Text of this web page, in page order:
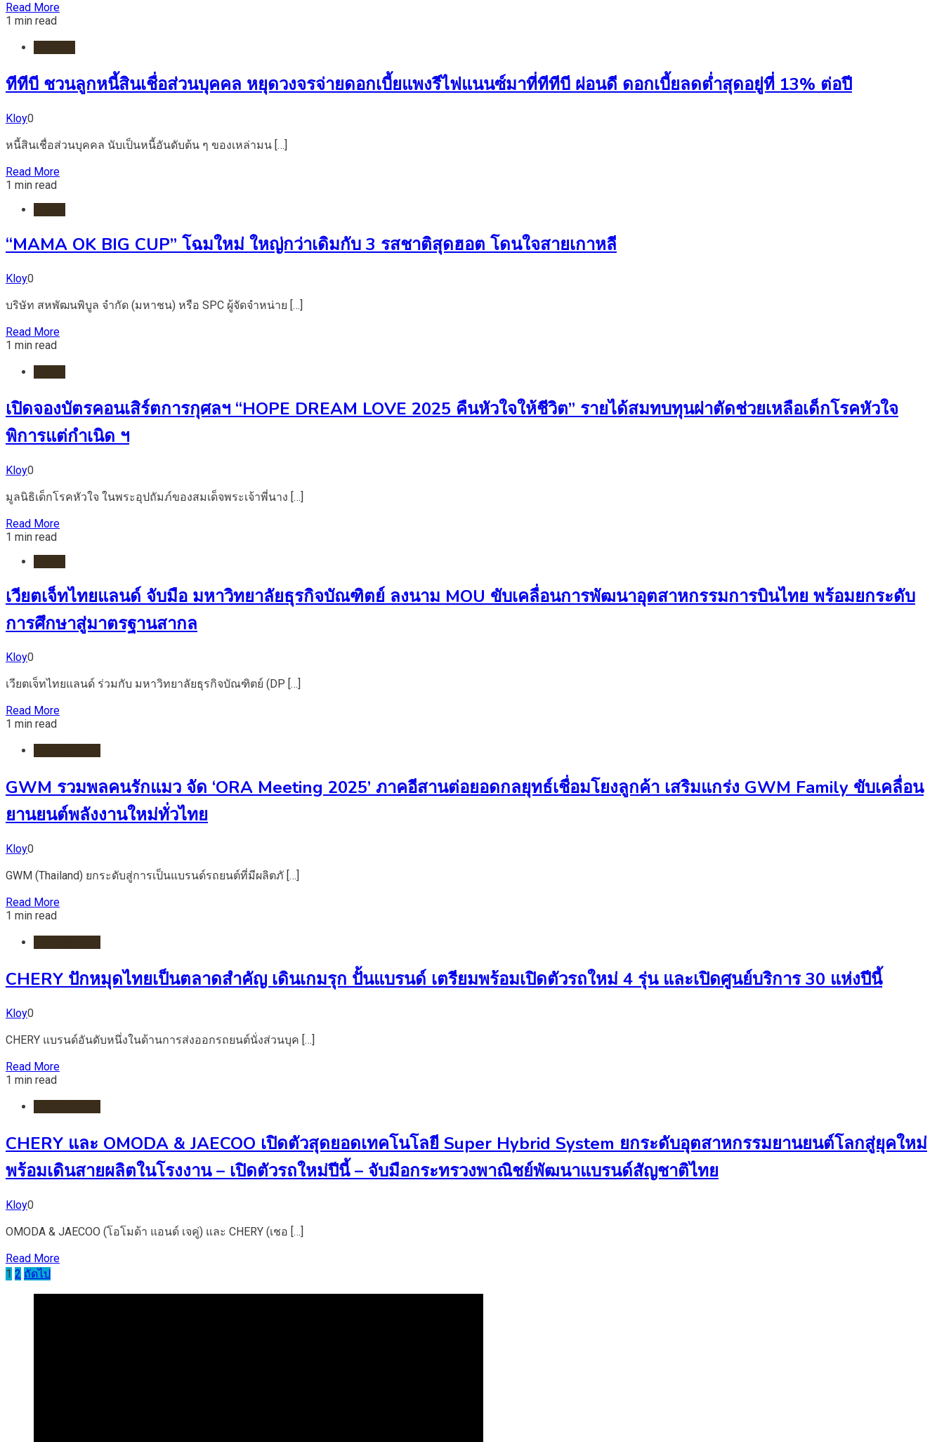
Read More
1 min read
ทีทีบี ชวนลูกหนี้สินเชื่อส่วนบุคคล หยุดวงจรจ่ายดอกเบี้ยแพงรีไฟแนนซ์มาที่ทีทีบี ผ่อนดี ดอกเบี้ยลดต่ำสุดอยู่ที่ 13% ต่อปี
Kloy0
หนี้สินเชื่อส่วนบุคคล นับเป็นหนี้อันดับต้น ๆ ของเหล่ามน […]
Read More
1 min read
“MAMA OK BIG CUP” โฉมใหม่ ใหญ่กว่าเดิมกับ 3 รสชาติสุดฮอต โดนใจสายเกาหลี
Kloy0
บริษัท สหพัฒนพิบูล จำกัด (มหาชน) หรือ SPC ผู้จัดจำหน่าย […]
Read More
1 min read
เปิดจองบัตรคอนเสิร์ตการกุศลฯ “HOPE DREAM LOVE 2025 คืนหัวใจให้ชีวิต” รายได้สมทบทุนผ่าตัดช่วยเหลือเด็กโรคหัวใจ
พิการแต่กำเนิด ฯ
Kloy0
มูลนิธิเด็กโรคหัวใจ ในพระอุปถัมภ์ของสมเด็จพระเจ้าพี่นาง […]
Read More
1 min read
เวียตเจ็ทไทยแลนด์ จับมือ มหาวิทยาลัยธุรกิจบัณฑิตย์ ลงนาม MOU ขับเคลื่อนการพัฒนาอุตสาหกรรมการบินไทย พร้อมยกระดับ
การศึกษาสู่มาตรฐานสากล
Kloy0
เวียตเจ็ทไทยแลนด์ ร่วมกับ มหาวิทยาลัยธุรกิจบัณฑิตย์ (DP […]
Read More
1 min read
GWM รวมพลคนรักแมว จัด ‘ORA Meeting 2025’ ภาคอีสานต่อยอดกลยุทธ์เชื่อมโยงลูกค้า เสริมแกร่ง GWM Family ขับเคลื่อน
ยานยนต์พลังงานใหม่ทั่วไทย
Kloy0
GWM (Thailand) ยกระดับสู่การเป็นแบรนด์รถยนต์ที่มีผลิตภั […]
Read More
1 min read
CHERY ปักหมุดไทยเป็นตลาดสำคัญ เดินเกมรุก ปั้นแบรนด์ เตรียมพร้อมเปิดตัวรถใหม่ 4 รุ่น และเปิดศูนย์บริการ 30 แห่งปีนี้
Kloy0
CHERY แบรนด์อันดับหนึ่งในด้านการส่งออกรถยนต์นั่งส่วนบุค […]
Read More
1 min read
CHERY และ OMODA & JAECOO เปิดตัวสุดยอดเทคโนโลยี Super Hybrid System ยกระดับอุตสาหกรรมยานยนต์โลกสู่ยุคใหม่
พร้อมเดินสายผลิตในโรงงาน – เปิดตัวรถใหม่ปีนี้ – จับมือกระทรวงพาณิชย์พัฒนาแบรนด์สัญชาติไทย
Kloy0
OMODA & JAECOO (โอโมด้า แอนด์ เจคู่) และ CHERY (เชอ […]
Read More
Posts
pagination
1 2 ถัดไป